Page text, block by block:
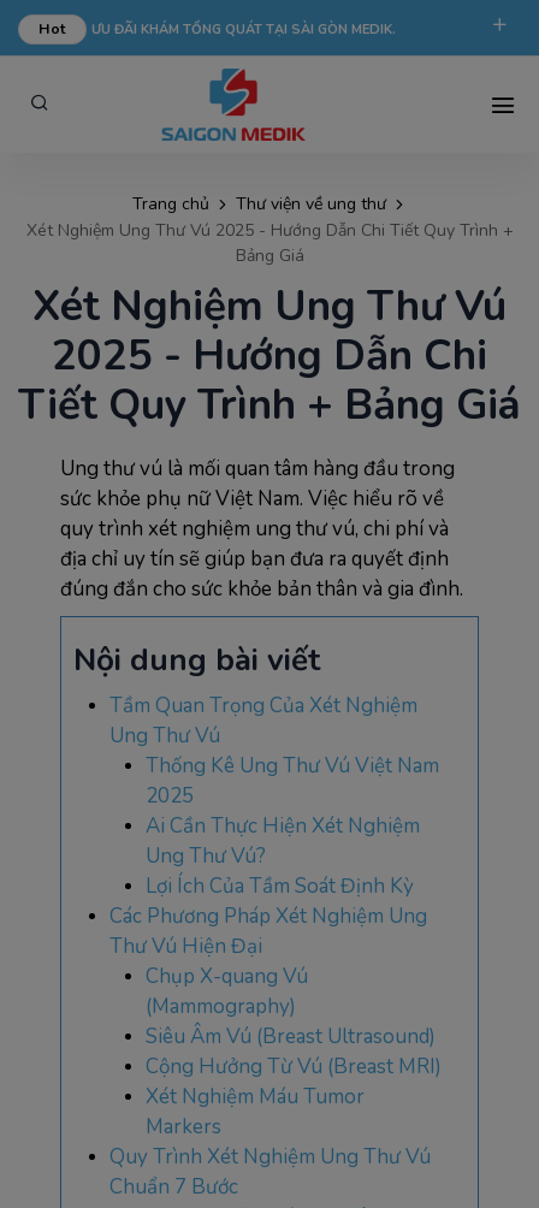
Hot ƯU ĐÃI KHÁM TỔNG QUÁT TẠI SÀI GÒN MEDIK.
phongkham@saigonmedik.com
Trang chủ
Thư viện về ung thư
Xét Nghiệm Ung Thư Vú 2025 - Hướng Dẫn Chi Tiết Quy Trình +
Bảng Giá
Xét Nghiệm Ung Thư Vú
2025 - Hướng Dẫn Chi
Tiết Quy Trình + Bảng Giá
Ung thư vú là mối quan tâm hàng đầu trong
sức khỏe phụ nữ Việt Nam. Việc hiểu rõ về
quy trình xét nghiệm ung thư vú, chi phí và
địa chỉ uy tín sẽ giúp bạn đưa ra quyết định
đúng đắn cho sức khỏe bản thân và gia đình.
Nội dung bài viết
Tầm Quan Trọng Của Xét Nghiệm
Ung Thư Vú
Thống Kê Ung Thư Vú Việt Nam
2025
Ai Cần Thực Hiện Xét Nghiệm
Ung Thư Vú?
Lợi Ích Của Tầm Soát Định Kỳ
Các Phương Pháp Xét Nghiệm Ung
Thư Vú Hiện Đại
Chụp X-quang Vú
(Mammography)
Siêu Âm Vú (Breast Ultrasound)
Cộng Hưởng Từ Vú (Breast MRI)
Xét Nghiệm Máu Tumor
Markers
Quy Trình Xét Nghiệm Ung Thư Vú
Chuẩn 7 Bước